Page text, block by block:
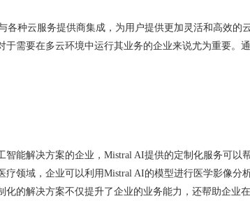
各种云服务提供商集成，为用户提供更加灵活和高效
于需要在多云环境中运行其业务的企业来说尤为重要
智能解决方案的企业，Mistral AI提供的定制化服务可
疗领域，企业可以利用Mistral AI的模型进行医学影像
化的解决方案不仅提升了企业的业务能力，还帮助企业